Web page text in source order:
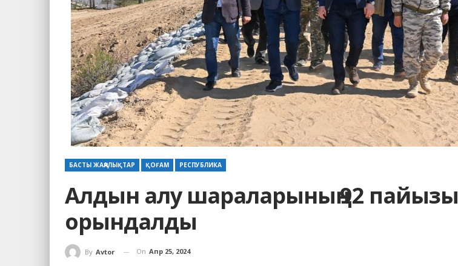
БАСТЫ ЖАҢАЛЫҚТАР ҚОҒАМ РЕСПУБЛИКА
Алдын алу шараларының 92 пайызы
орындалды
By Avtor On Апр 25, 2024